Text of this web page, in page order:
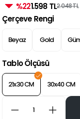
%221.598 TL2.048 TL
Çerçeve Rengi
Beyaz Gold
Tablo Ölçüsü
21x30 CM 30x40 CM